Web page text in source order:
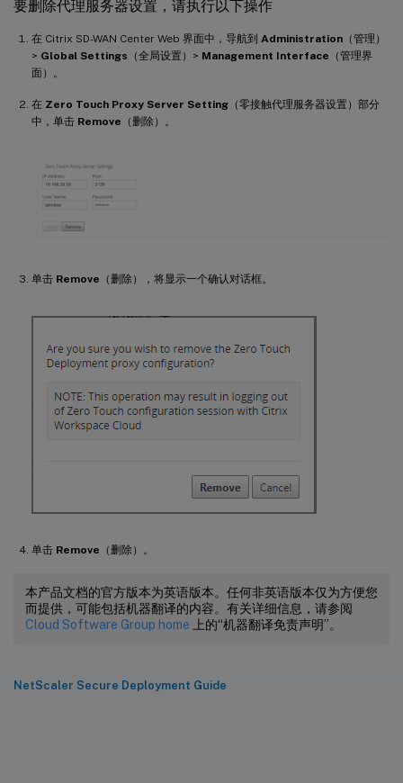
要删除代理服务器设置，请执行以下操作
在 Citrix SD-WAN Center Web 界面中，导航到 Administration （管理）
> Global Settings （全局设置）> Management Interface （管理界
面）。
在 Zero Touch Proxy Server Setting （零接触代理服务器设置）部分
中，单击 Remove （删除）。
单击 Remove （删除），将显示一个确认对话框。
单击 Remove （删除）。
本产品文档的官方版本为英语版本。任何非英语版本仅为方便您
而提供，可能包括机器翻译的内容。有关详细信息，请参阅
Cloud Software Group home 上的“机器翻译免责声明”。
NetScaler Secure Deployment Guide